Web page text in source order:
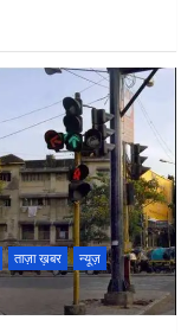
ताज़ा ख़बर
न्यूज़